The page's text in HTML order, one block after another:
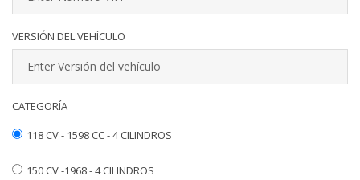
VERSIÓN DEL VEHÍCULO
CATEGORÍA
118 CV - 1598 CC - 4 CILINDROS
150 CV -1968 - 4 CILINDROS